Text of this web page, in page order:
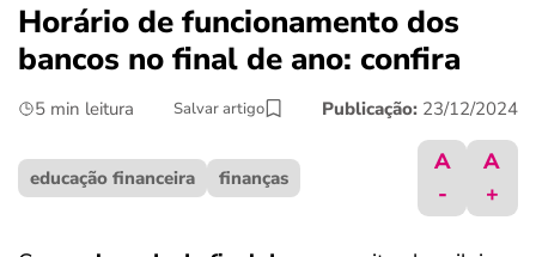
crédito fácil
últimas notícias
ferramentas
Horário de funcionamento dos
bancos no final de ano: confira
5 min leitura Salvar artigo Publicação: 23/12/2024
educação financeira finanças
A
-
A
+